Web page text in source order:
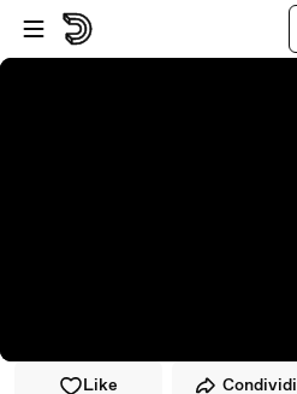
Vai al lettore
Passa al contenuto principale
Like Condividi